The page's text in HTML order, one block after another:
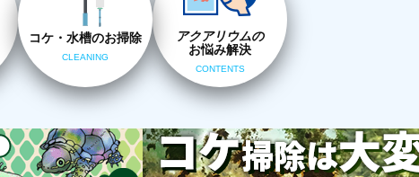
コケ・水槽のお掃除
CLEANING
アクアリウムの
お悩み解決
CONTENTS